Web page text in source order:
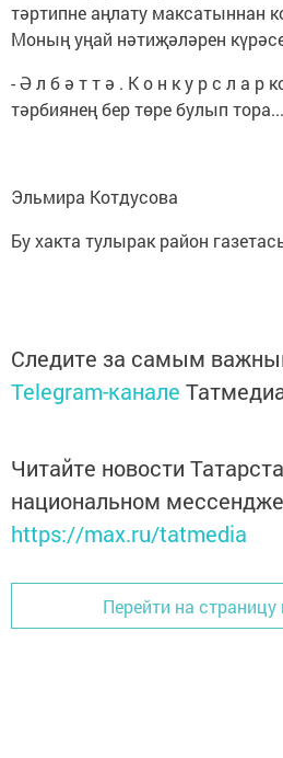
тәртипне аңлату максатыннан
Моның уңай нәтиҗәләрен
- Ә л б ә т т ә . К о н к у р с л а р
тәрбиянең бер төре булып тора...
Эльмира Котдусова
Бу хакта тулырак район
Следите за самым
Telegram-канале
Читайте новости
национальном
https://max.ru/tatmedia
Перейти на страницу